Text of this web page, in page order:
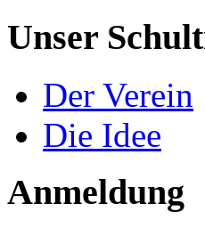
Unser
Der Verein
Die Idee
Anmeldung